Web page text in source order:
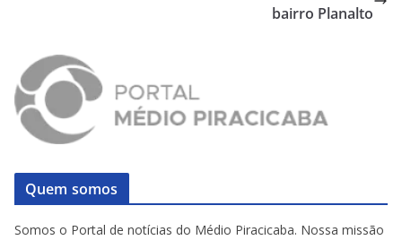
bairro Planalto
Quem somos
Somos o Portal de notícias do Médio Piracicaba. Nossa missão